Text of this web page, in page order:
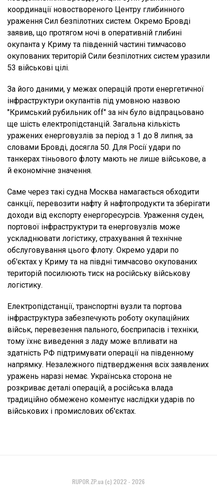
координації новоствореного Центру глибинного
ураження Сил безпілотних систем. Окремо Бровді
заявив, що протягом ночі в оперативній глибині
окупанта у Криму та південній частині тимчасово
окупованих територій Сили безпілотних систем уразили
53 військові цілі.
За його даними, у межах операцій проти енергетичної
інфраструктури окупантів під умовною назвою
"Кримський рубильник off" за ніч було відпрацьовано
ще шість електропідстанцій. Загальна кількість
уражених енерговузлів за період з 1 до 8 липня, за
словами Бровді, досягла 50. Для Росії удари по
танкерах тіньового флоту мають не лише військове, а
й економічне значення.
Саме через такі судна Москва намагається обходити
санкції, перевозити нафту й нафтопродукти та зберігати
доходи від експорту енергоресурсів. Ураження суден,
портової інфраструктури та енерговузлів може
ускладнювати логістику, страхування й технічне
обслуговування цього флоту. Окремо удари по
об'єктах у Криму та на півдні тимчасово окупованих
територій посилюють тиск на російську військову
логістику.
Електропідстанції, транспортні вузли та портова
інфраструктура забезпечують роботу окупаційних
військ, перевезення пального, боєприпасів і техніки,
тому їхнє виведення з ладу може впливати на
здатність РФ підтримувати операції на південному
напрямку. Незалежного підтвердження всіх заявлених
уражень наразі немає. Українська сторона не
розкриває деталі операцій, а російська влада
традиційно обмежено коментує наслідки ударів по
військових і промислових об'єктах.
RUPOR.ZP.ua (c) 2022 - 2026